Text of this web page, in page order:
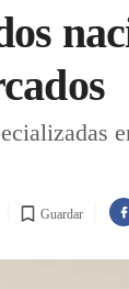
Guardar